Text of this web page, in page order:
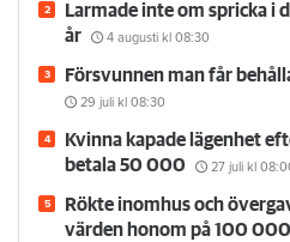
Larmade inte om spricka i
år
4 augusti kl 08:30
Försvunnen man får
29 juli kl 08:30
Kvinna kapade lägenhet
betala 50 000
27 juli kl
Rökte inomhus och
värden honom på 100